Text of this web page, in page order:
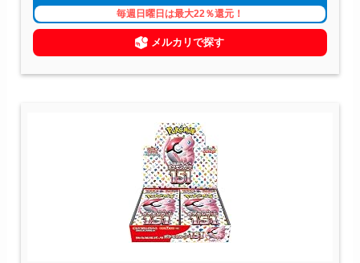
毎週日曜日は最大22％還元！
メルカリで探す